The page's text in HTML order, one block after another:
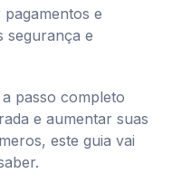
e
segurança e
passo completo
e aumentar suas
este guia vai